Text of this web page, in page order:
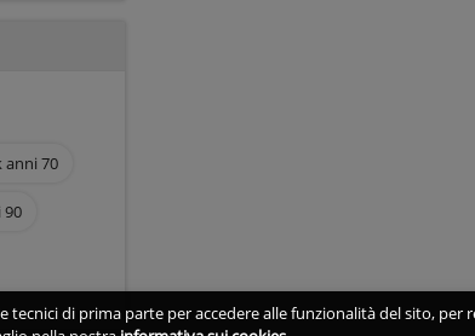
anni 70
90
tecnici di prima parte per accedere alle funzionalità del sito,